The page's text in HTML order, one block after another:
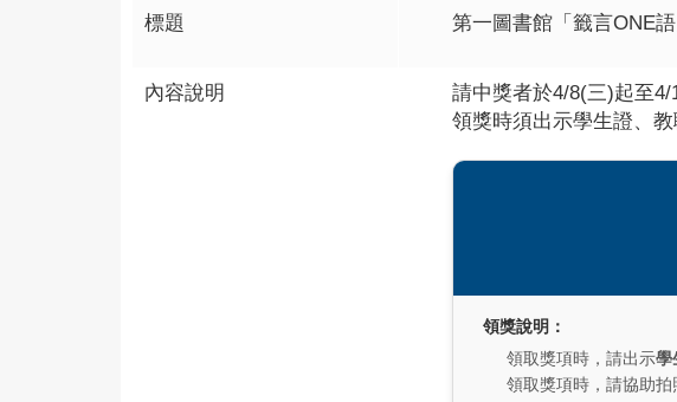
標題 第一圖書館「籤言ONE
內容說明
請中獎者於4/8(三)起至4/
領獎時須出示學生證、
領獎說明：
領取獎項時，請出示學
領取獎項時，請協助拍